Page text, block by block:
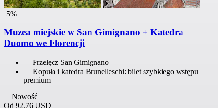
-5%
Muzea miejskie w San Gimignano + Katedra
Duomo we Florencji
Przełęcz San Gimignano
Kopuła i katedra Brunelleschi: bilet szybkiego wstępu
premium
Nowość
Od 92,76 USD